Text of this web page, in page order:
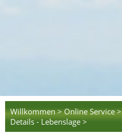
Willkommen > Online Service >
Details - Lebenslage >